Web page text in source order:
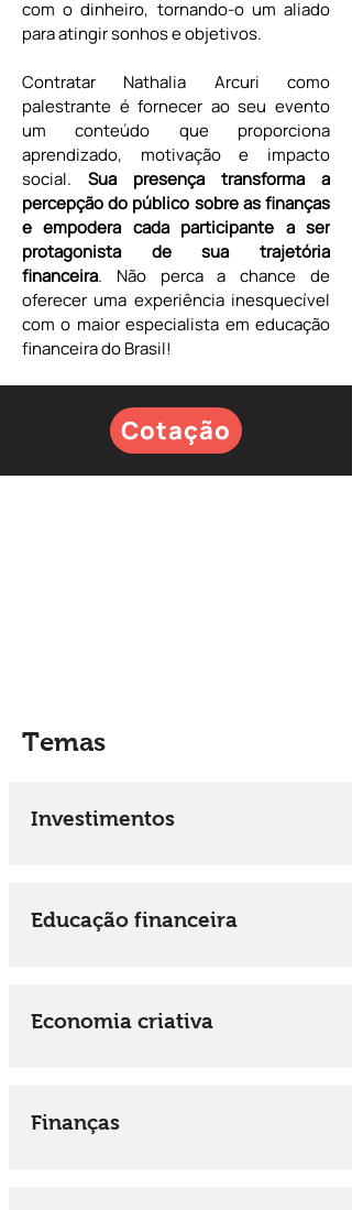
com o dinheiro, tornando-o um aliado
para atingir sonhos e objetivos.
Contratar Nathalia Arcuri como
palestrante é fornecer ao seu evento
um conteúdo que proporciona
aprendizado, motivação e impacto
social. Sua presença transforma a
percepção do público sobre as finanças
e empodera cada participante a ser
protagonista de sua trajetória
financeira. Não perca a chance de
oferecer uma experiência inesquecível
com o maior especialista em educação
financeira do Brasil!
Cotação
Temas
Investimentos
Educação financeira
Economia criativa
Finanças